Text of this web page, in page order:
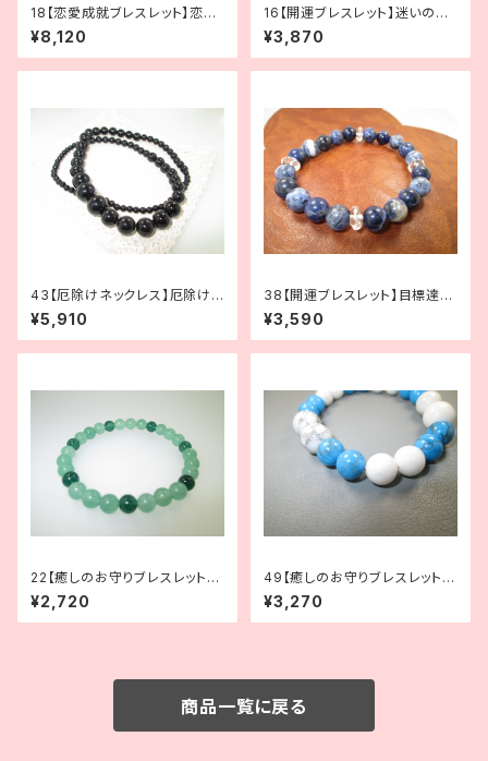
18【恋愛成就ブレスレット】恋す
る乙女に｜ロードナイト×カー
ネリアン×タイガーアイ×アメジ
スト
¥8,120
16【開運ブレスレット】迷いのあ
る時に｜ミックスルチル×カーネ
リアン×水晶
¥3,870
43【厄除けネックレス】厄除け
｜オニキス
¥5,910
38【開運ブレスレット】目標達成
に｜ソーダライト×水晶
¥3,590
22【癒しのお守りブレスレット】
ストレス緩和に｜アベンチュリン
¥2,720
49【癒しのお守りブレスレット】
ストレス緩和に｜ハウライト×ハ
ウライトターコイズ
¥3,270
商品一覧に戻る